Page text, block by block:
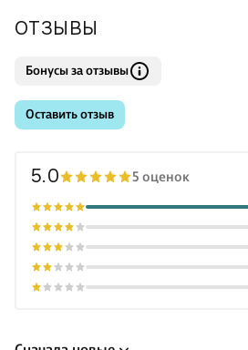
ОТЗЫВЫ
Бонусы за отзывы
Оставить отзыв
5.0 5 оценок